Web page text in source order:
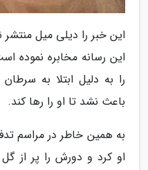
این خبر را دیلی میل
را به دلیل ابتلا به
باعث نشد تا او را رها کند.
به همین خاطر در مراسم
او کرد و دورش را پر از